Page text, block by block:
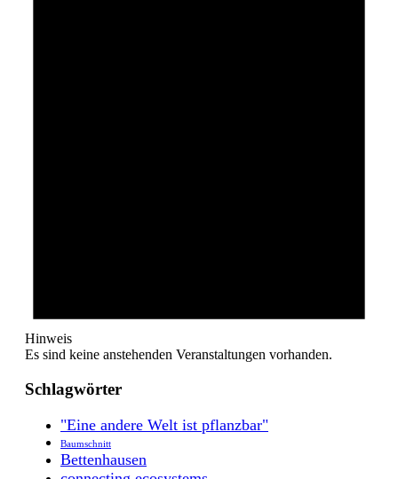
Hinweis
Es sind keine anstehenden Veranstaltungen vorhanden.
Schlagwörter
"Eine andere Welt ist pflanzbar"
Baumschnitt
Bettenhausen